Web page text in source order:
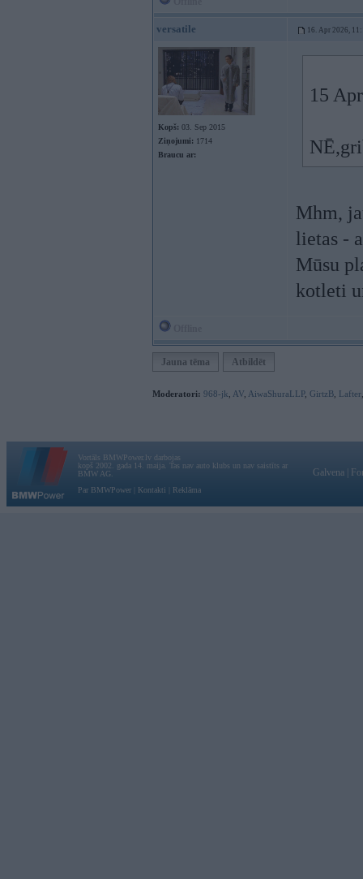
versatile 16. Apr 2026,
Kopš: 03. Sep 2015
Ziņojumi: 1714
Braucu ar:
15
Mhm,
lietas -
Mūsu
kotleti
Jauna tēma Atbildēt
Moderatori: 968-jk AV AiwaShuraLLP, GirtzB Lafter
Vortāls BMWPower.lv darbojas
kopš 2002. gada 14. maija. Tas nav auto klubs un nav saistīts ar
BMW AG.
Par BMWPower
Kontakti Reklāma
Galvena